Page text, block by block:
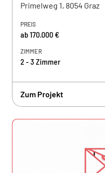
Primelweg 1, 8054 Graz
PREIS
ab 170.000 €
ZIMMER
2 - 3 Zimmer
Zum Projekt